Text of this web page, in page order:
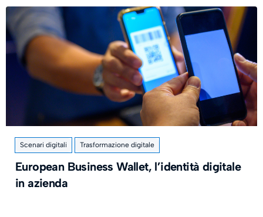
Scenari digitali Trasformazione digitale
European Business Wallet, l’identità digitale
in azienda